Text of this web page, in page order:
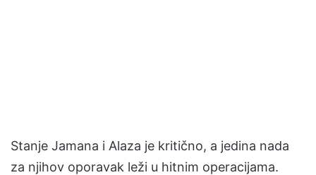
Stanje Jamana i Alaza je kritično, a jedina nada
za njihov oporavak leži u hitnim operacijama.